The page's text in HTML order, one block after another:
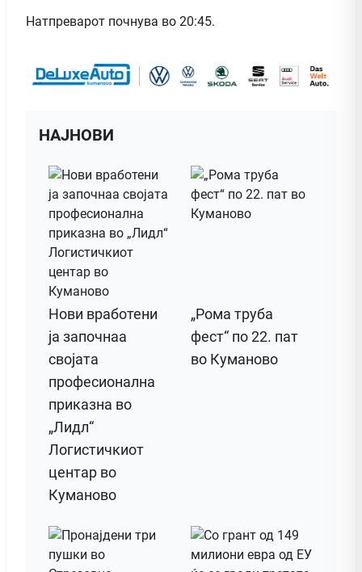
Натпреварот почнува во 20:45.
НАЈНОВИ
Нови вработени
ја започнаа
својата
професионална
приказна во
„Лидл“
Логистичкиот
центар во
Куманово
„Рома труба
фест“ по 22. пат
во Куманово